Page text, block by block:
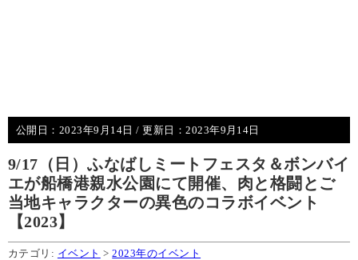
公開日： 2023年9月14日 / 更新日：2023年9月14日
9/17（日）ふなばしミートフェスタ＆ボンバイ
エが船橋港親水公園にて開催、肉と格闘とご
当地キャラクターの異色のコラボイベント
【2023】
カテゴリ: イベント >2023年のイベント